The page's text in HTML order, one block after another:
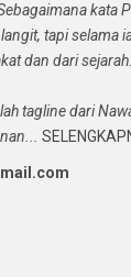
kata
tapi selama
dan dari
tagline dari